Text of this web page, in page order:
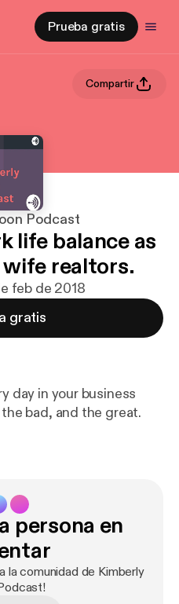
Prueba gratis
Compartir
Podcast
life balance as
wife realtors.
feb de 2018
gratis
day in your business
bad, and the great.
persona en
la comunidad de Kimberly